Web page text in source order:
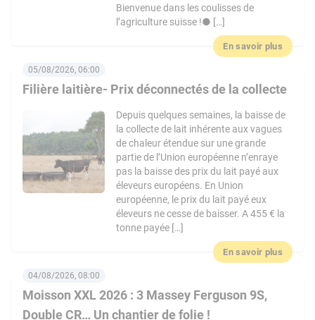
Bienvenue dans les coulisses de
l’agriculture suisse !● […]
En savoir plus
Filière laitière- Prix déconnectés de la collecte
05/08/2026, 06:00
Depuis quelques semaines, la baisse de
la collecte de lait inhérente aux vagues
de chaleur étendue sur une grande
partie de l’Union européenne n’enraye
pas la baisse des prix du lait payé aux
éleveurs européens. En Union
européenne, le prix du lait payé eux
éleveurs ne cesse de baisser. A 455 € la
tonne payée […]
En savoir plus
Moisson XXL 2026 : 3 Massey Ferguson 9S,
Double CR… Un chantier de folie !
04/08/2026, 08:00